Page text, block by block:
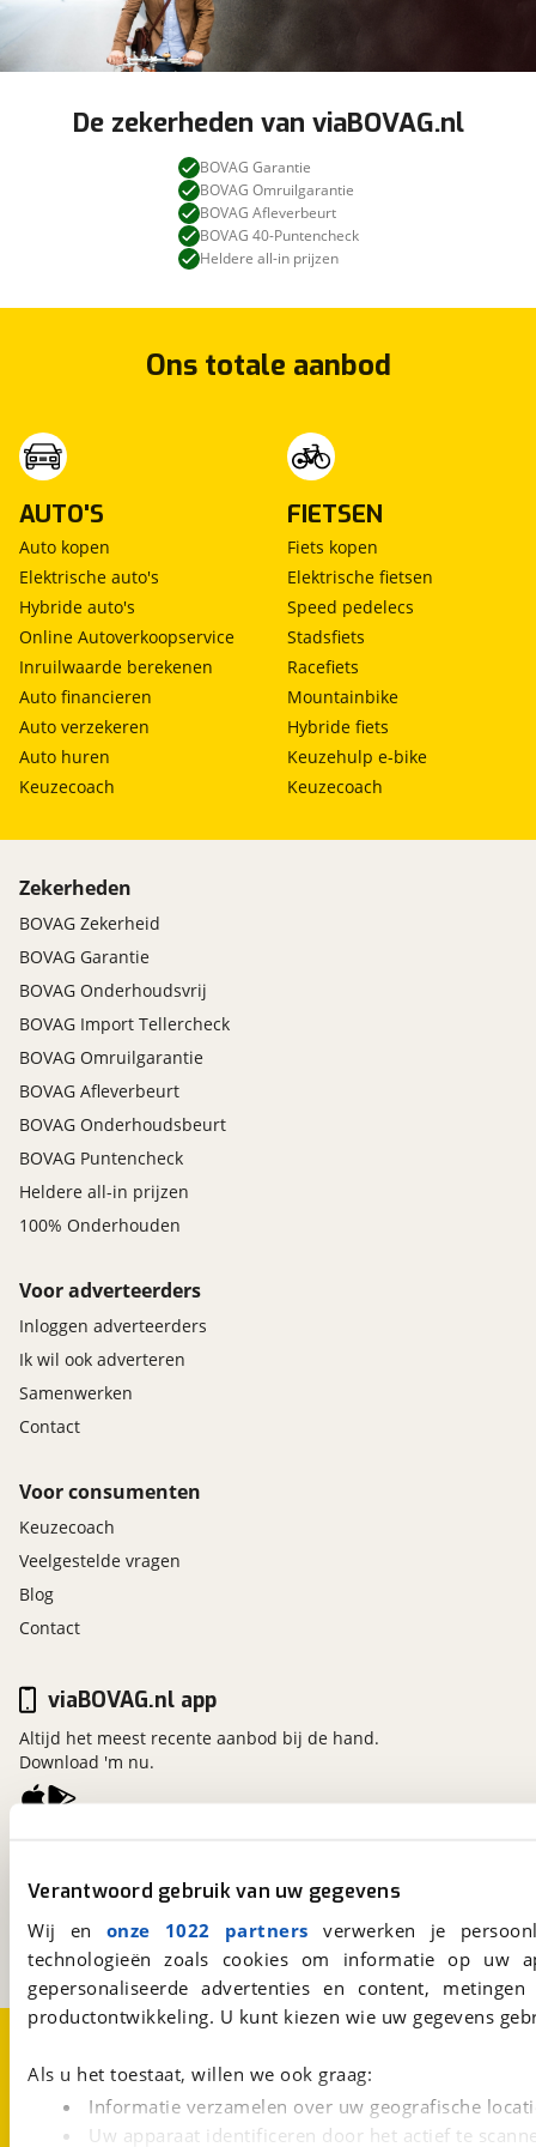
Verantwoord gebruik van uw gegevens
Wij en onze 1022 partners verwerken je
technologieën zoals cookies om informatie op
gepersonaliseerde advertenties en content,
productontwikkeling. U kunt kiezen wie uw gegevens
Als u het toestaat, willen we ook graag:
Informatie verzamelen over uw geografische
Uw apparaat identificeren door het actief te
De zekerheden van viaBOVAG.nl
BOVAG Garantie
BOVAG Omruilgarantie
BOVAG Afleverbeurt
BOVAG 40-Puntencheck
Heldere all-in prijzen
Ons totale aanbod
AUTO'S
Auto kopen
Elektrische auto's
Hybride auto's
Online Autoverkoopservice
Inruilwaarde berekenen
Auto financieren
Auto verzekeren
Auto huren
Keuzecoach
FIETSEN
Fiets kopen
Elektrische fietsen
Speed pedelecs
Stadsfiets
Racefiets
Mountainbike
Hybride fiets
Keuzehulp e-bike
Keuzecoach
Zekerheden
BOVAG Zekerheid
BOVAG Garantie
BOVAG Onderhoudsvrij
BOVAG Import Tellercheck
BOVAG Omruilgarantie
BOVAG Afleverbeurt
BOVAG Onderhoudsbeurt
BOVAG Puntencheck
Heldere all-in prijzen
100% Onderhouden
Voor adverteerders
Inloggen adverteerders
Ik wil ook adverteren
Samenwerken
Contact
Voor consumenten
Keuzecoach
Veelgestelde vragen
Blog
Contact
Kosterijland15
Bunnik
Een initiatief van
BOVAG
viaBOVAG.nl app
Altijd het meest recente aanbod bij de hand.
Download 'm nu.
Over viaBOVAG.nl
Disclaimer- en Privacyverklaring